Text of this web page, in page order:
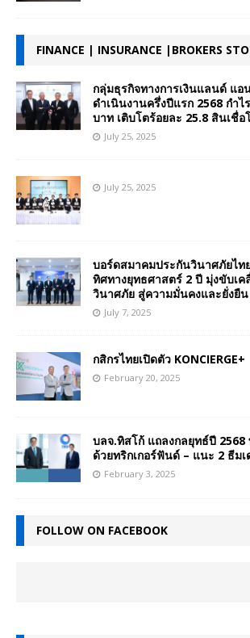
FINANCE | INSURANCE |BROKERS
กลุ่มธุรกิจทางการเงินแลนด์ แอ
ดำเนินงานครึ่งปีแรก 2568 กำ
บาท เติบโตร้อยละ 25.8 สินเชื่อ
July 25, 2025
July 25, 2025
บอร์ดสมาคมประกันวินาศภัยไท
ทิศทางยุทธศาสตร์ 2 ปี มุ่งขับเ
วินาศภัย สู่ความมั่นคงและยั่งยืน
July 7, 2025
กสิกรไทยเปิดตัว KONCIERGE+
February 20, 2025
บลจ.ทิสโก้ แถลงกลยุทธ์ปี 2568
ด้วยทริกเกอร์ฟันด์ – แนะ 2 ธีม
February 3, 2025
FOLLOW ON FACEBOOK